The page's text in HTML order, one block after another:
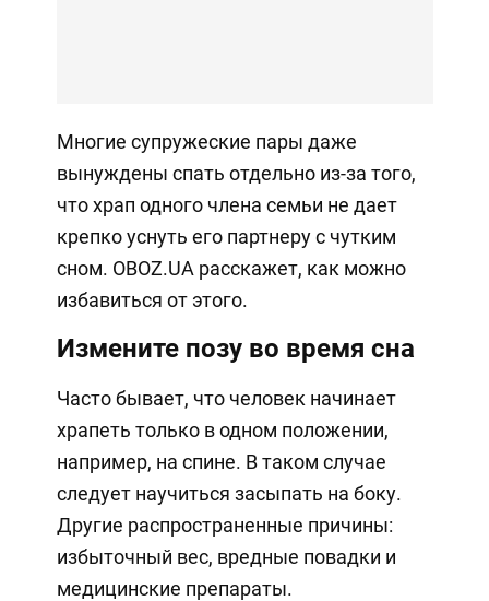
Многие супружеские пары даже
вынуждены спать отдельно из-за того,
что храп одного члена семьи не дает
крепко уснуть его партнеру с чутким
сном. OBOZ.UA расскажет, как можно
избавиться от этого.
Измените позу во время сна
Часто бывает, что человек начинает
храпеть только в одном положении,
например, на спине. В таком случае
следует научиться засыпать на боку.
Другие распространенные причины:
избыточный вес, вредные повадки и
медицинские препараты.